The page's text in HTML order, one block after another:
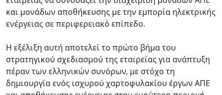
και μονάδων αποθήκευσης με την εμπορία ηλεκτρικής
ενέργειας σε περιφερειακό επίπεδο.
Η εξέλιξη αυτή αποτελεί το πρώτο βήμα του
στρατηγικού σχεδιασμού της εταιρείας για ανάπτυξη
πέραν των ελληνικών συνόρων, με στόχο τη
δημιουργία ενός ισχυρού χαρτοφυλακίου έργων ΑΠΕ